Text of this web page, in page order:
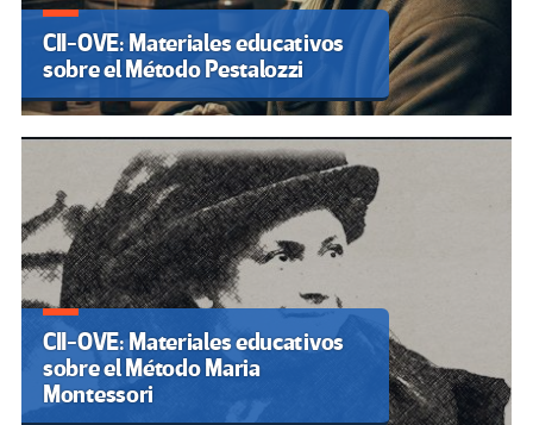
CII-OVE: Materiales educativos
sobre el Método Pestalozzi
CII-OVE: Materiales educativos
sobre el Método Maria
Montessori